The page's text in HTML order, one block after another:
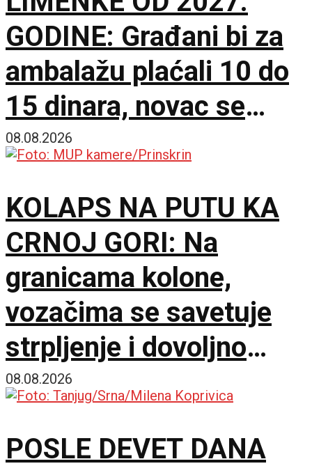
GODINE: Građani bi za
ambalažu plaćali 10 do
15 dinara, novac se
vraća nakon povratka
08.08.2026
KOLAPS NA PUTU KA
CRNOJ GORI: Na
granicama kolone,
vozačima se savetuje
strpljenje i dovoljno
vode
08.08.2026
POSLE DEVET DANA